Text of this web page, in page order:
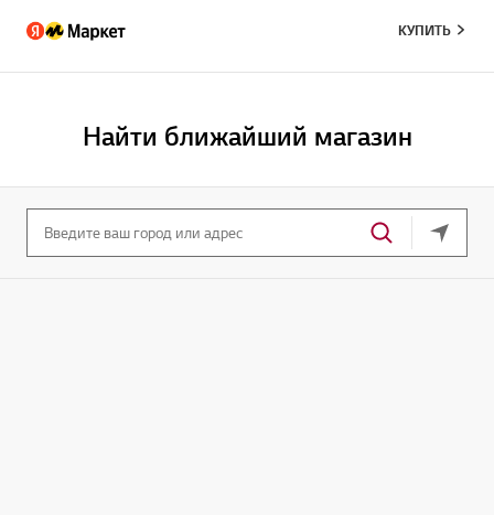
КУПИТЬ
Найти ближайший магазин
Ваше